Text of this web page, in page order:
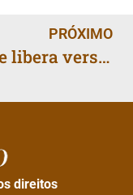
PRÓXIMO
Google libera versão básica do editor de vídeo Vids, movido a IA, para todos os usuários
direitos